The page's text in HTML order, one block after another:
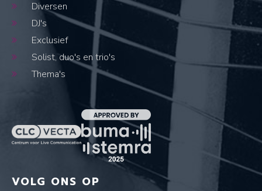
Diversen
DJ's
Exclusief
Solist, duo's en trio's
Thema's
VOLG ONS OP